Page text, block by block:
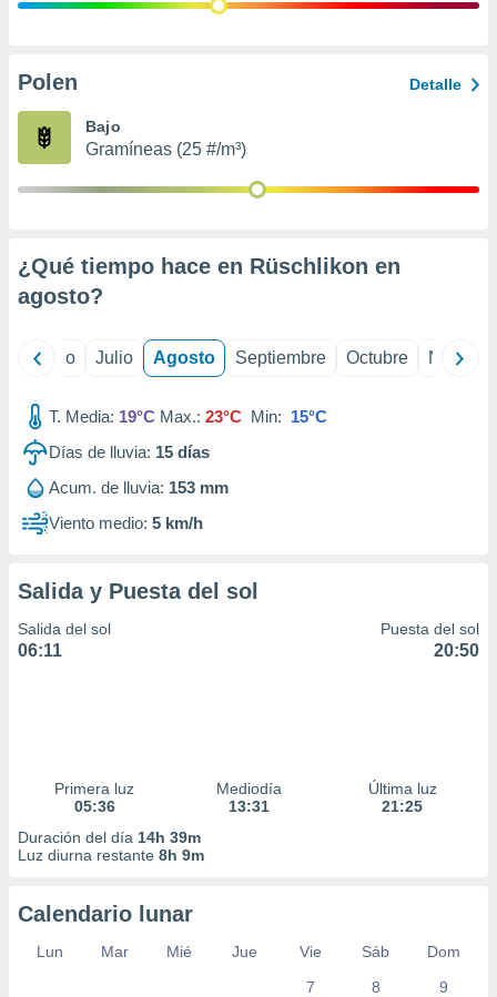
e
publicidad
Polen Detalle
Bajo
Gramíneas (25 #/m³)
¿Qué tiempo hace en Rüschlikon en
agosto?
Junio Julio Agosto Septiembre Octubre
T. Media: 19°C Max.: 23°C Min: 15°C
Días de lluvia: 15 días
Acum. de lluvia: 153 mm
Viento medio: 5 km/h
Salida y Puesta del sol
Salida del sol
06:11
Puesta del sol
20:50
Primera luz
05:36
Mediodía
13:31
Última luz
21:25
Duración del día 14h 39m
Luz diurna restante 8h 9m
Calendario lunar
Lun Mar Mié Jue Vie Sáb
Dom
7
8 9